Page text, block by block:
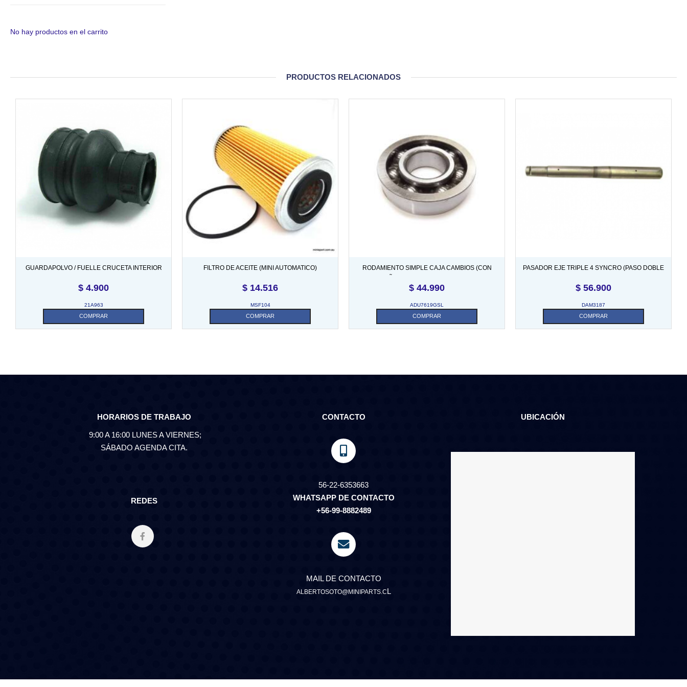
No hay productos en el carrito
PRODUCTOS RELACIONADOS
GUARDAPOLVO / FUELLE CRUCETA INTERIOR
$ 4.900
21A963
COMPRAR
FILTRO DE ACEITE (MINI AUTOMATICO)
$ 14.516
MSF104
COMPRAR
RODAMIENTO SIMPLE CAJA CAMBIOS (CON
$ 44.990
ADU7619GSL
COMPRAR
PASADOR EJE TRIPLE 4 SYNCRO (PASO DOBLE
$ 56.900
DAM3187
COMPRAR
HORARIOS DE TRABAJO
9:00 A 16:00 LUNES A VIERNES;
SÁBADO AGENDA CITA.
REDES
CONTACTO
56-22-6353663
WHATSAPP DE CONTACTO
+56-99-8882489
MAIL DE CONTACTO
ALBERTOSOTO@MINIPARTS.CL
UBICACIÓN